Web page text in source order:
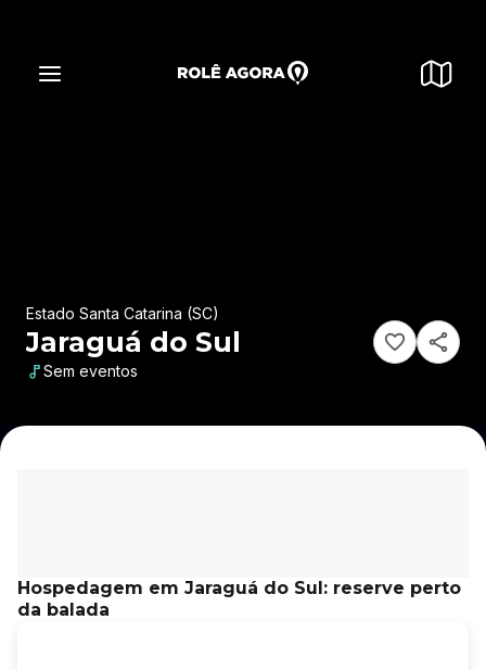
Estado Santa Catarina (SC)
Jaraguá do Sul
Sem eventos
Hospedagem em Jaraguá do Sul: reserve perto
da balada